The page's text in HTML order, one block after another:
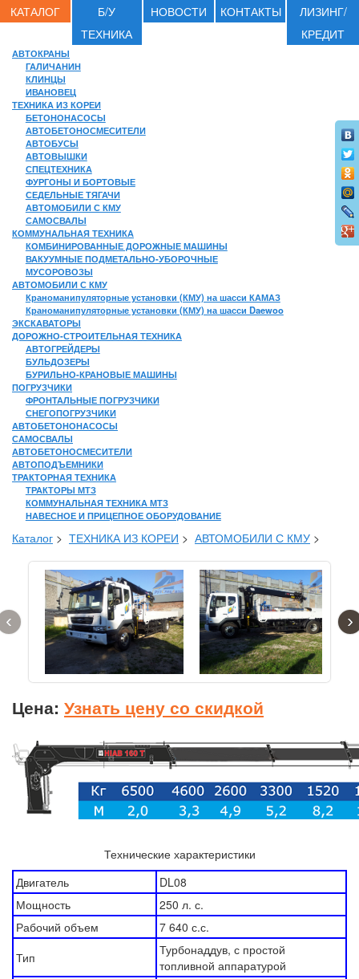
КАТАЛОГ
Б/У
ТЕХНИКА
НОВОСТИ КОНТАКТЫ
ЛИЗИНГ/
КРЕДИТ
АВТОКРАНЫ
ГАЛИЧАНИН
КЛИНЦЫ
ИВАНОВЕЦ
ТЕХНИКА ИЗ КОРЕИ
БЕТОНОНАСОСЫ
АВТОБЕТОНОСМЕСИТЕЛИ
АВТОБУСЫ
АВТОВЫШКИ
СПЕЦТЕХНИКА
ФУРГОНЫ И БОРТОВЫЕ
СЕДЕЛЬНЫЕ ТЯГАЧИ
АВТОМОБИЛИ С КМУ
САМОСВАЛЫ
КОММУНАЛЬНАЯ ТЕХНИКА
КОМБИНИРОВАННЫЕ ДОРОЖНЫЕ МАШИНЫ
ВАКУУМНЫЕ ПОДМЕТАЛЬНО-УБОРОЧНЫЕ
МУСОРОВОЗЫ
АВТОМОБИЛИ С КМУ
Краноманипуляторные установки (КМУ) на шасси КАМАЗ
Краноманипуляторные установки (КМУ) на шасси Daewoo
ЭКСКАВАТОРЫ
ДОРОЖНО-СТРОИТЕЛЬНАЯ ТЕХНИКА
АВТОГРЕЙДЕРЫ
БУЛЬДОЗЕРЫ
БУРИЛЬНО-КРАНОВЫЕ МАШИНЫ
ПОГРУЗЧИКИ
ФРОНТАЛЬНЫЕ ПОГРУЗЧИКИ
СНЕГОПОГРУЗЧИКИ
АВТОБЕТОНОНАСОСЫ
САМОСВАЛЫ
АВТОБЕТОНОСМЕСИТЕЛИ
АВТОПОДЪЕМНИКИ
ТРАКТОРНАЯ ТЕХНИКА
ТРАКТОРЫ МТЗ
КОММУНАЛЬНАЯ ТЕХНИКА МТЗ
НАВЕСНОЕ И ПРИЦЕПНОЕ ОБОРУДОВАНИЕ
Каталог > ТЕХНИКА ИЗ КОРЕИ > АВТОМОБИЛИ С КМУ >
‹ ›
Цена: Узнать цену со скидкой
Технические характеристики
Двигатель
DL08
Мощность
250 л. с.
Рабочий объем
7 640 с.с.
Тип
Турбонаддув, с простой
топливной аппаратурой